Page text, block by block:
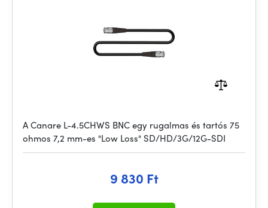
A Canare L-4.5CHWS BNC egy rugalmas és tartós 75
ohmos 7,2 mm-es "Low Loss" SD/HD/3G/12G-SDI
9 830 Ft